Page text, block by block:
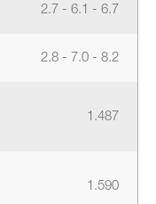
2.7 - 6.1 - 6.7
2.8 - 7.0 - 8.2
1.487
1.590